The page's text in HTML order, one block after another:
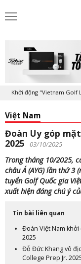
Khởi động "Vietnam Golf
Việt Nam
Đoàn Uy góp
2025
03/10/2025
Trong tháng 10/2025,
châu Á (AYG) lần thứ
tuyển Golf Quốc gia
xuất hiện đáng chú ý
Tin bài liên quan
Đoàn Việt Nam
2025
Đỗ Đức Khang vô
College Prep Jr.